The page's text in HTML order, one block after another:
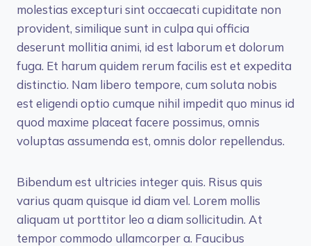
molestias excepturi sint occaecati cupiditate non
provident, similique sunt in culpa qui officia
deserunt mollitia animi, id est laborum et dolorum
fuga. Et harum quidem rerum facilis est et expedita
distinctio. Nam libero tempore, cum soluta nobis
est eligendi optio cumque nihil impedit quo minus id
quod maxime placeat facere possimus, omnis
voluptas assumenda est, omnis dolor repellendus.
Bibendum est ultricies integer quis. Risus quis
varius quam quisque id diam vel. Lorem mollis
aliquam ut porttitor leo a diam sollicitudin. At
tempor commodo ullamcorper a. Faucibus